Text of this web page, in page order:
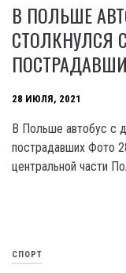
В ПОЛЬШЕ
СТОЛКНУЛСЯ
28 ИЮЛЯ, 2021
В Польше автобус с
пострадавших Фото
центральной части
СПОРТ